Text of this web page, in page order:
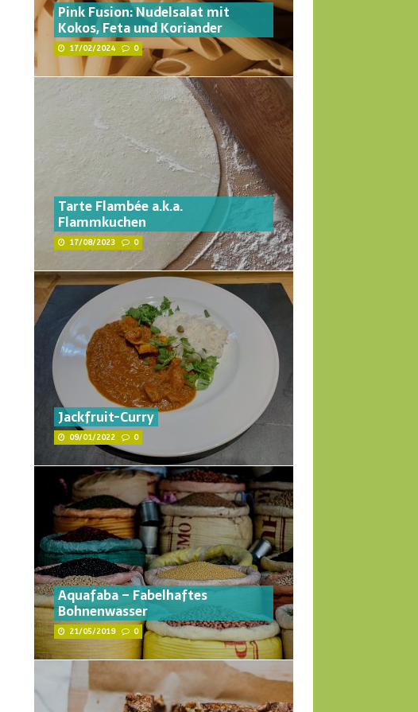
Pink Fusion: Nudelsalat mit
Kokos, Feta und Koriander
17/02/2024 0
Tarte Flambée a.k.a.
Flammkuchen
17/08/2023 0
Jackfruit-Curry
09/01/2022 0
Aquafaba – Fabelhaftes
Bohnenwasser
21/05/2019 0